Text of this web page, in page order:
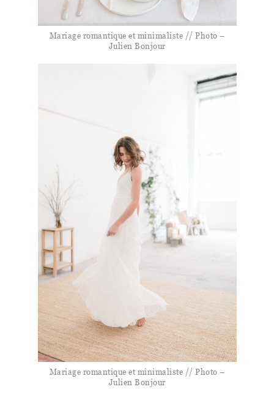
Mariage romantique et minimaliste // Photo –
Julien Bonjour
Mariage romantique et minimaliste // Photo –
Julien Bonjour